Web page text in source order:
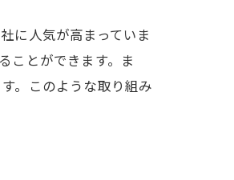
に人気が高まっていま
ことができます。ま
。このような取り組み